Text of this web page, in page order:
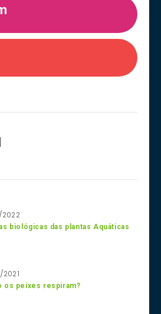
2022
biológicas das plantas Aquáticas
os peixes respiram?